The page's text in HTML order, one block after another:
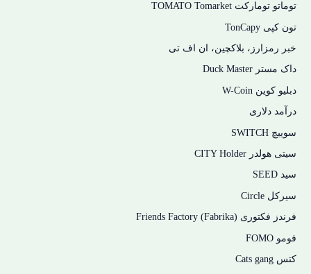
توماتو تومارکت TOMATO Tomarket
تون کپی TonCapy
خبر رمزارز، بلاکچین، ان اف تی
داک مستر Duck Master
دبلیو کوین W-Coin
درآمد دلاری
سوییچ SWITCH
سیتی هولدر CITY Holder
سید SEED
سیرکل Circle
فرندز فکتوری Friends Factory (Fabrika)
فومو FOMO
کتس Cats gang